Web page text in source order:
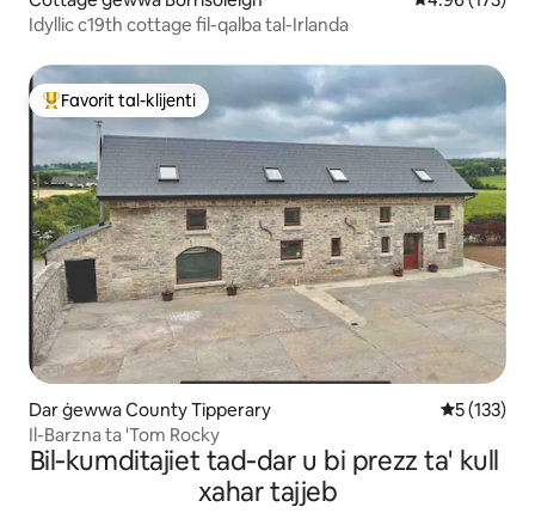
Idyllic c19th cottage fil-qalba tal-Irlanda
Wieħed mill-aqwa favoriti tal-klijenti
Favorit tal-klijenti
Dar ġewwa County Tipperary Rating
5 (133)
Il-Barzna ta 'Tom Rocky
Віl‐kumdіtајіеt tаd‐dаr u bі рrеzz tа' kull
хаhаr tајјеb